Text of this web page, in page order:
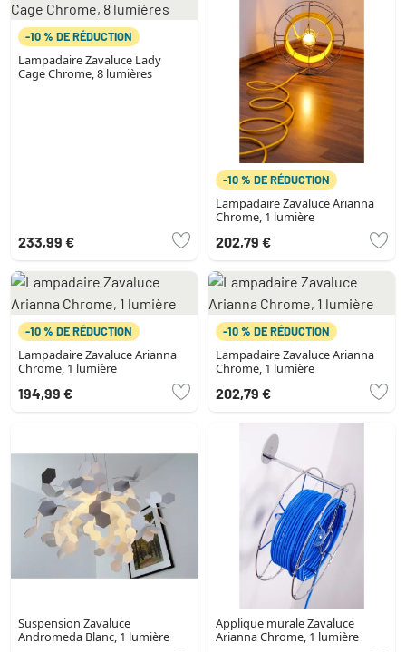
-10 % DE RÉDUCTION
Lampadaire Zavaluce Lady
Cage Chrome, 8 lumières
233,99 €
-10 % DE RÉDUCTION
Lampadaire Zavaluce Arianna
Chrome, 1 lumière
202,79 €
-10 % DE RÉDUCTION
Lampadaire Zavaluce Arianna
Chrome, 1 lumière
194,99 €
-10 % DE RÉDUCTION
Lampadaire Zavaluce Arianna
Chrome, 1 lumière
202,79 €
Suspension Zavaluce
Andromeda Blanc, 1 lumière
Applique murale Zavaluce
Arianna Chrome, 1 lumière